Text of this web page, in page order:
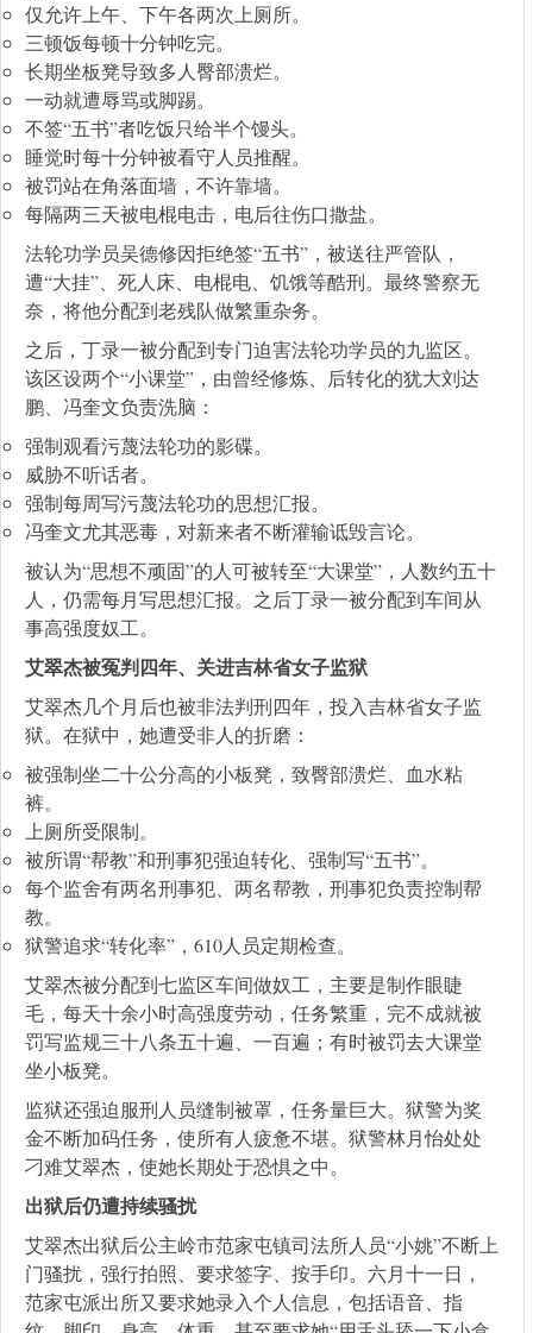
仅允许上午、下午各两次上厕所。
三顿饭每顿十分钟吃完。
长期坐板凳导致多人臀部溃烂。
一动就遭辱骂或脚踢。
不签“五书”者吃饭只给半个馒头。
睡觉时每十分钟被看守人员推醒。
被罚站在角落面墙，不许靠墙。
每隔两三天被电棍电击，电后往伤口撒盐。
法轮功学员吴德修因拒绝签“五书”，被送往严管队，
遭“大挂”、死人床、电棍电、饥饿等酷刑。最终警察无
奈，将他分配到老残队做繁重杂务。
之后，丁录一被分配到专门迫害法轮功学员的九监区。
该区设两个“小课堂”，由曾经修炼、后转化的犹大刘达
鹏、冯奎文负责洗脑：
强制观看污蔑法轮功的影碟。
威胁不听话者。
强制每周写污蔑法轮功的思想汇报。
冯奎文尤其恶毒，对新来者不断灌输诋毁言论。
被认为“思想不顽固”的人可被转至“大课堂”，人数约五十
人，仍需每月写思想汇报。之后丁录一被分配到车间从
事高强度奴工。
艾翠杰被冤判四年、关进吉林省女子监狱
艾翠杰几个月后也被非法判刑四年，投入吉林省女子监
狱。在狱中，她遭受非人的折磨：
被强制坐二十公分高的小板凳，致臀部溃烂、血水粘
裤。
上厕所受限制。
被所谓“帮教”和刑事犯强迫转化、强制写“五书”。
每个监舍有两名刑事犯、两名帮教，刑事犯负责控制帮
教。
狱警追求“转化率”，610人员定期检查。
艾翠杰被分配到七监区车间做奴工，主要是制作眼睫
毛，每天十余小时高强度劳动，任务繁重，完不成就被
罚写监规三十八条五十遍、一百遍；有时被罚去大课堂
坐小板凳。
监狱还强迫服刑人员缝制被罩，任务量巨大。狱警为奖
金不断加码任务，使所有人疲惫不堪。狱警林月怡处处
刁难艾翠杰，使她长期处于恐惧之中。
出狱后仍遭持续骚扰
艾翠杰出狱后公主岭市范家屯镇司法所人员“小姚”不断上
门骚扰，强行拍照、要求签字、按手印。六月十一日，
范家屯派出所又要求她录入个人信息，包括语音、指